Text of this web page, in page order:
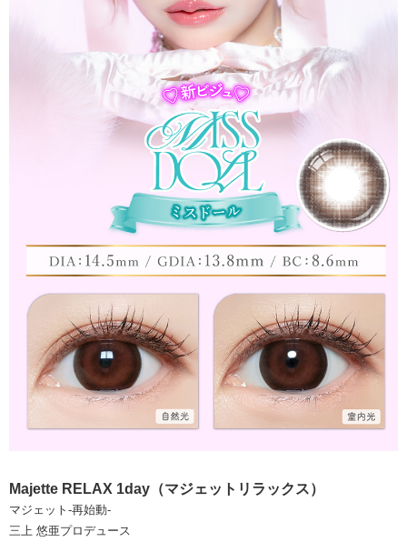
Majette RELAX 1day（マジェットリラックス）
マジェット-再始動-
三上 悠亜プロデュース